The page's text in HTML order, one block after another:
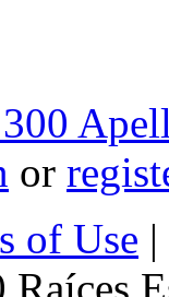
or
of Use |